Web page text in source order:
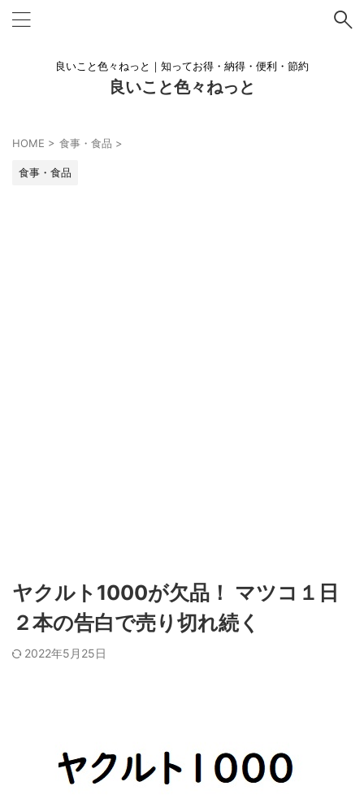
良いこと色々ねっと｜知ってお得・納得・便利・節約
良いこと色々ねっと
HOME > 食事・食品 >
食事・食品
ヤクルト1000が欠品！ マツコ１日
２本の告白で売り切れ続く
2022年5月25日